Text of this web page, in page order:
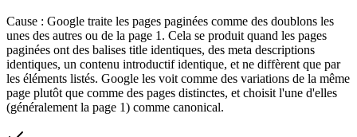
Cause : Google traite les pages paginées comme des doublons les
unes des autres ou de la page 1. Cela se produit quand les pages
paginées ont des balises title identiques, des meta descriptions
identiques, un contenu introductif identique, et ne diffèrent que par
les éléments listés. Google les voit comme des variations de la même
page plutôt que comme des pages distinctes, et choisit l'une d'elles
(généralement la page 1) comme canonical.